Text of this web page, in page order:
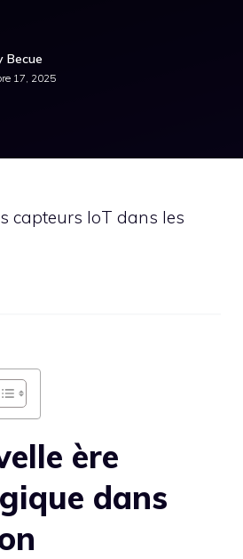
Becue
17, 2025
capteurs IoT dans les
ère
dans